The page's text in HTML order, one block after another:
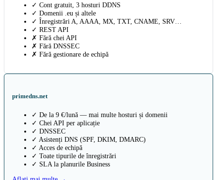
✓ Cont gratuit, 3 hosturi DDNS
✓ Domenii .eu și altele
✓ Înregistrări A, AAAA, MX, TXT, CNAME, SRV…
✓ REST API
✗ Fără chei API
✗ Fără DNSSEC
✗ Fără gestionare de echipă
primedns.net
✓ De la 9 €/lună — mai multe hosturi și domenii
✓ Chei API per aplicație
✓ DNSSEC
✓ Asistenți DNS (SPF, DKIM, DMARC)
✓ Acces de echipă
✓ Toate tipurile de înregistrări
✓ SLA la planurile Business